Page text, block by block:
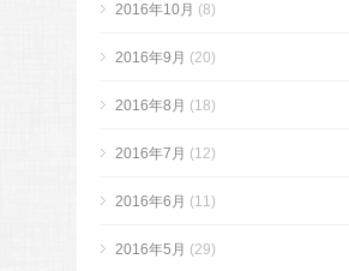
2016年10月 (8)
2016年9月 (20)
2016年8月 (18)
2016年7月 (12)
2016年6月 (11)
2016年5月 (29)